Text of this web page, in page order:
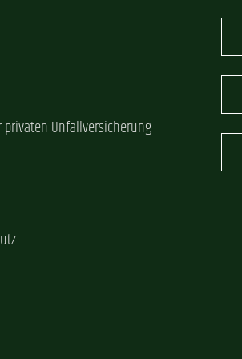
privaten Unfallversicherung